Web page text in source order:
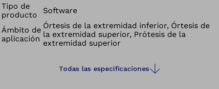
corta distancia, proseguir con facilidad el escaneo en
caso de interrupciones y trabajar en modo offline. iFab
EasyScan es la solución para procesos fluidos y un
trabajo móvil y flexible.
Customer Center (iCC) posibilita una digitalización
Tipo de
producto
Software
Ámbito de
aplicación
Órtesis de la extremidad inferior, Órtesis de
la extremidad superior, Prótesis de la
extremidad superior
Todas las especificaciones